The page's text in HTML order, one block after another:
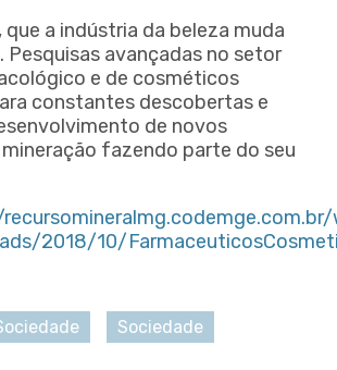
que a indústria da beleza muda
Pesquisas avançadas no setor
e de cosméticos
constantes descobertas e
de novos
fazendo parte do seu
2018/10/
Sociedade